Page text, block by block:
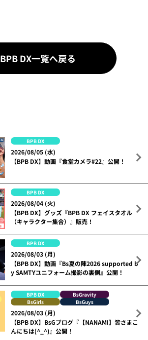
BPB DX一覧へ戻る
BPB DX
2026/08/05 (水)
【BPB DX】動画『食堂カメラ#22』公開！
BPB DX
2026/08/04 (火)
【BPB DX】グッズ『BPB DX フェイスタオル
（キャラクター集合）』販売！
BPB DX
2026/08/03 (月)
【BPB DX】動画『Bs夏の陣2026 supported b
y SAMTYユニフォーム撮影の裏側』公開！
BPB DX
BsGravity
BsGirls
BsGuys
2026/08/03 (月)
【BPB DX】BsGブログ『【NANAMI】皆さまこ
んにちは(^_^)』公開！